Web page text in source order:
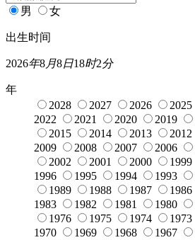
男 女
出生时间
2026年8月8日18时2分
年
2028
2027 2026 2025
2022
2021 2020 2019
2015
2014 2013 2012
2009
2008 2007 2006
2002
2001 2000 1999
1996
1995 1994 1993
1989
1988 1987 1986
1983
1982 1981 1980
1976
1975 1974 1973
1970
1969 1968 1967